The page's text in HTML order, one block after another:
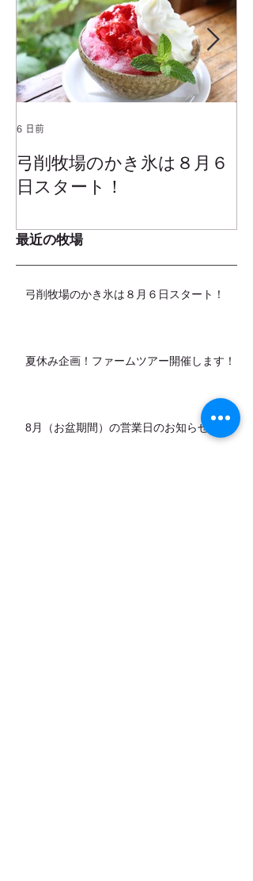
弓削牧場のかき氷は８月６
日スタート！
6 日前
最近の牧場
弓削牧場のかき氷は８月６日スタート！
夏休み企画！ファームツアー開催します！
8月（お盆期間）の営業日のお知らせ